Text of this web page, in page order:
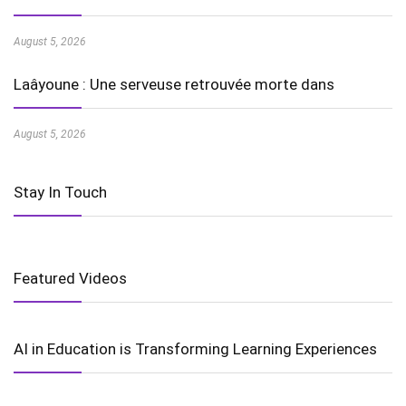
August 5, 2026
Laâyoune : Une serveuse retrouvée morte dans
August 5, 2026
Stay In Touch
Featured Videos
AI in Education is Transforming Learning Experiences